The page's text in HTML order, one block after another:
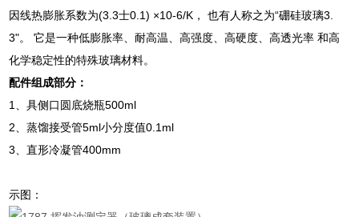
因线热膨胀系数为(3.3士0.1) ×10-6/K， 也有人称之为“硼硅玻璃3.
3"。 它是一种低膨胀率、耐高温、高强度、高硬度、高透光率 和高
化学稳定性的特殊玻璃材料。
配件组成部分：
1、具侧口圆底烧瓶500ml
2、蒸馏接受管5ml小分度值0.1ml
3、直形冷凝管400mm
示图：